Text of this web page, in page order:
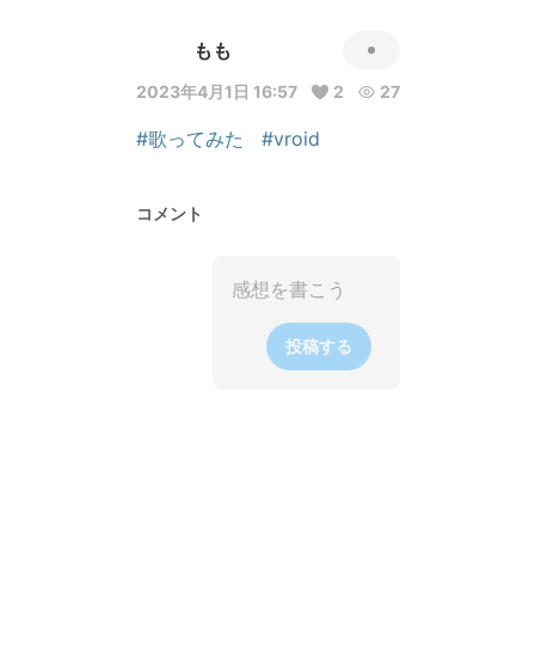
もも
2023年4月1日 16:57 2 27
#歌ってみた #vroid
コメント
投稿する